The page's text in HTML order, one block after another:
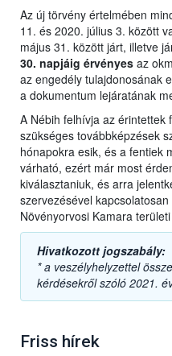
Az új törvény értelmében
11. és 2020. július 3. között
május 31. között járt, illetve
30. napjáig érvényes az
az engedély tulajdonosának
a dokumentum lejáratának
A Nébih felhívja az érintettek
szükséges továbbképzések
hónapokra esik, és a fentiek
várható, ezért már most
kiválasztaniuk, és arra
szervezésével
Növényorvosi Kamara
Hivatkozott jogszabály:
* a veszélyhelyzettel
kérdésekről szóló 2021.
Friss hírek